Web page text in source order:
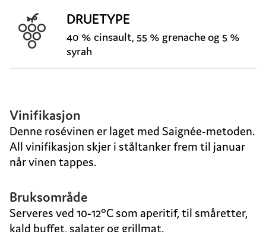
DRUETYPE
40 % cinsault, 55 % grenache og 5 %
syrah
Vinifikasjon
Denne rosévinen er laget med Saignée-metoden.
All vinifikasjon skjer i ståltanker frem til januar
når vinen tappes.
Bruksområde
Serveres ved 10-12°C som aperitif, til småretter,
kald buffet, salater og grillmat.